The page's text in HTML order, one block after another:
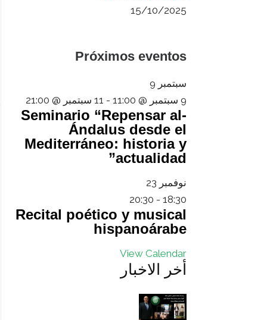
15/10/2025
Próximos eventos
سبتمبر 9
9 سبتمبر @ 11:00
- 11 سبتمبر @ 21:00
Seminario “Repensar al-
Ándalus desde el
Mediterráneo: historia y
actualidad”
نوفمبر 23
18:30
-
20:30
Recital poético y musical
hispanoárabe
View Calendar
أخر الاخبار